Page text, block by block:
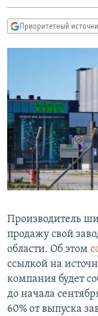
Вернутся
КАВКАЗ.РЕАЛИИ
РАСПИСАНИЕ
ПОДПИШИТЕСЬ
СОЦИАЛЬНЫЕ СЕТИ
Все сайты РСЕ/
Приоритетный
Производитель
продажу свой
области. Об этом
ссылкой на
компания будет
до начала
60% от выпуска